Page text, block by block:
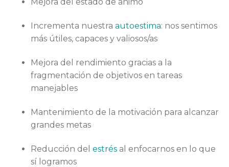
Incrementa nuestra autoestima: nos sentimos
más útiles, capaces y valiosos/as
Mejora del rendimiento gracias a la
fragmentación de objetivos en tareas
manejables
Mantenimiento de la motivación para alcanzar
grandes metas
Reducción del estrés al enfocarnos en lo que
sí logramos